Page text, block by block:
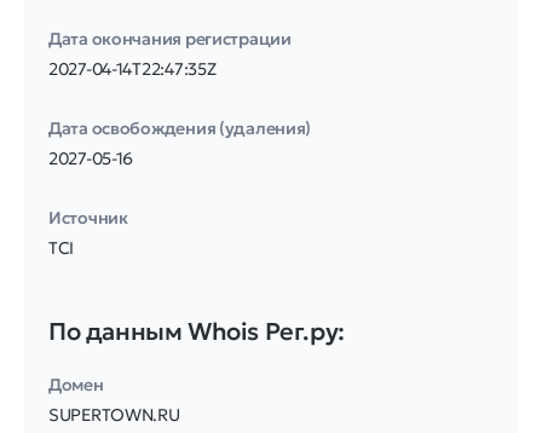
Дата окончания регистрации
2027-04-14T22:47:35Z
Дата освобождения (удаления)
2027-05-16
Источник
TCI
По данным Whois Рег.ру:
Домен
SUPERTOWN.RU